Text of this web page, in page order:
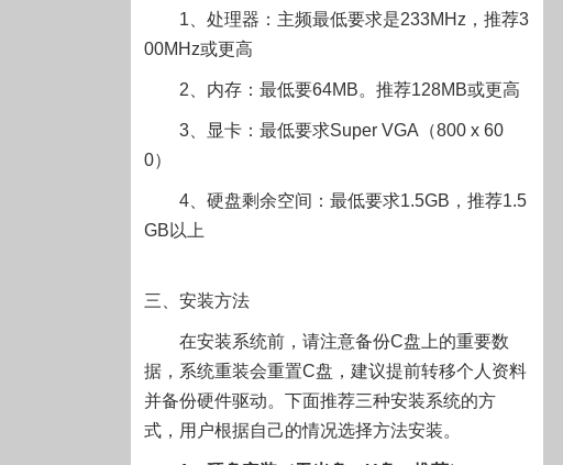
1、处理器：主频最低要求是233MHz，推荐3
00MHz或更高
2、内存：最低要64MB。推荐128MB或更高
3、显卡：最低要求Super VGA（800 x 60
0）
4、硬盘剩余空间：最低要求1.5GB，推荐1.5
GB以上
三、安装方法
在安装系统前，请注意备份C盘上的重要数
据，系统重装会重置C盘，建议提前转移个人资料
并备份硬件驱动。下面推荐三种安装系统的方
式，用户根据自己的情况选择方法安装。